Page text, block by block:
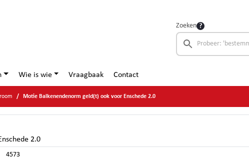
Zoeken
Wie is wie Vraagbaak Contact
Motie Balkenendenorm geld(t) ook voor Enschede 2.0
2.0
4573